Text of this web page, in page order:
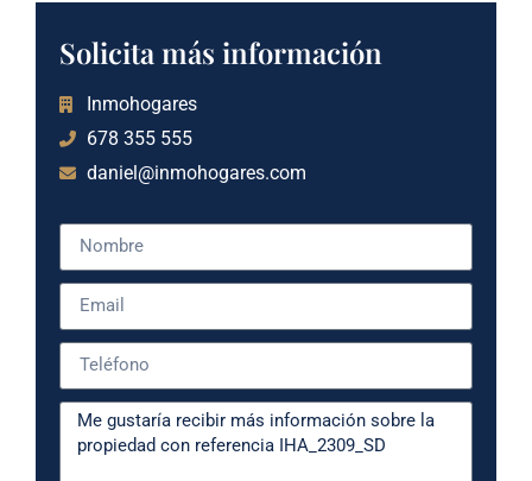
Solicita más información
Inmohogares
678 355 555
daniel@inmohogares.com